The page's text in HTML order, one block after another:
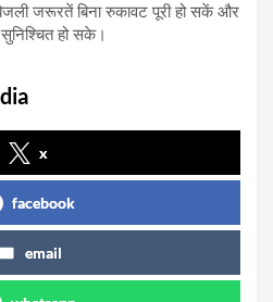
जरूरतें बिना रुकावट पूरी हो सकें और
हो सके।
x
facebook
email